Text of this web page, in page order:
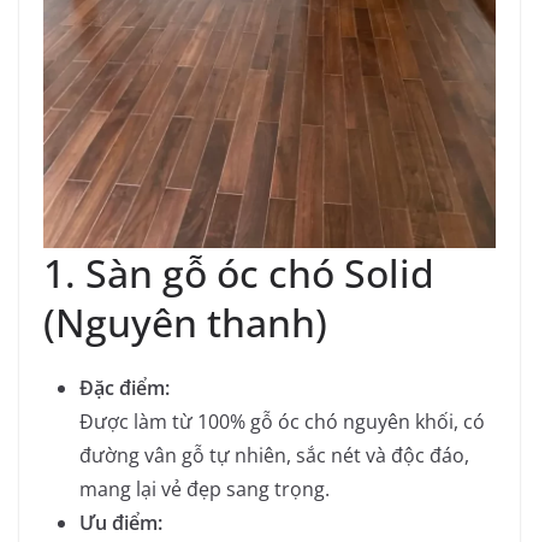
1. Sàn gỗ óc chó Solid
(Nguyên thanh)
Đặc điểm:
Được làm từ 100% gỗ óc chó nguyên khối, có
đường vân gỗ tự nhiên, sắc nét và độc đáo,
mang lại vẻ đẹp sang trọng.
Ưu điểm: